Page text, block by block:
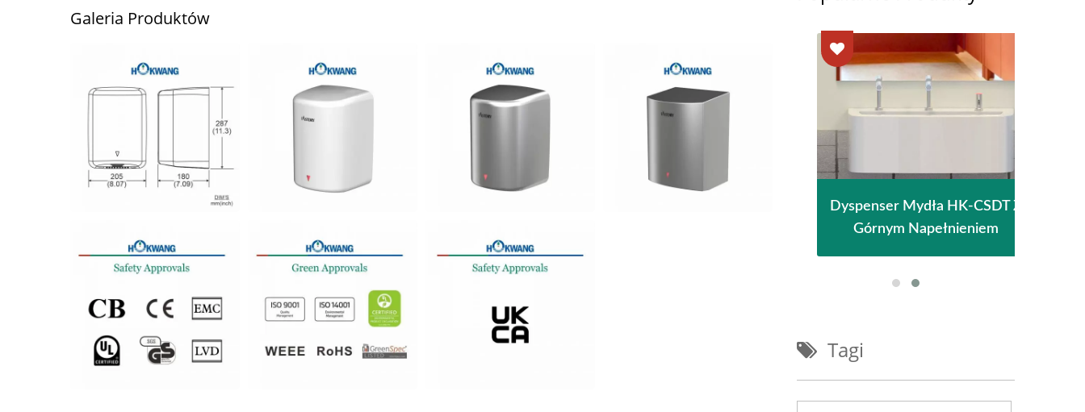
Galeria Produktów
Suszarka Do Rąk EcoHygiene
Dyspenser Mydła HK-CSDT Z
Górnym Napełnieniem
Tagi